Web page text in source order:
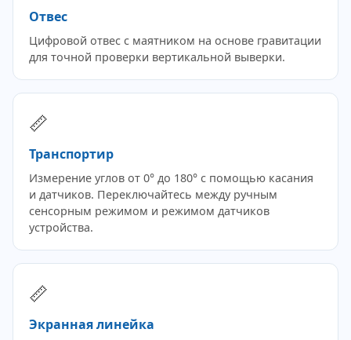
Отвес
Цифровой отвес с маятником на основе гравитации
для точной проверки вертикальной выверки.
📏
Транспортир
Измерение углов от 0° до 180° с помощью касания
и датчиков. Переключайтесь между ручным
сенсорным режимом и режимом датчиков
устройства.
📏
Экранная линейка